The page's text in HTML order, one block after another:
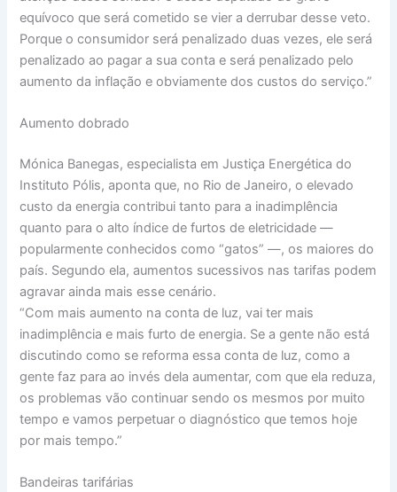
equívoco que será cometido se vier a derrubar desse veto.
Porque o consumidor será penalizado duas vezes, ele será
penalizado ao pagar a sua conta e será penalizado pelo
aumento da inflação e obviamente dos custos do serviço.”
Aumento dobrado
Mónica Banegas, especialista em Justiça Energética do
Instituto Pólis, aponta que, no Rio de Janeiro, o elevado
custo da energia contribui tanto para a inadimplência
quanto para o alto índice de furtos de eletricidade —
popularmente conhecidos como “gatos” —, os maiores do
país. Segundo ela, aumentos sucessivos nas tarifas podem
agravar ainda mais esse cenário.
“Com mais aumento na conta de luz, vai ter mais
inadimplência e mais furto de energia. Se a gente não está
discutindo como se reforma essa conta de luz, como a
gente faz para ao invés dela aumentar, com que ela reduza,
os problemas vão continuar sendo os mesmos por muito
tempo e vamos perpetuar o diagnóstico que temos hoje
por mais tempo.”
Bandeiras tarifárias